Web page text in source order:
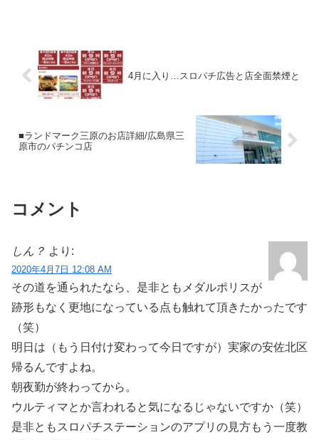
4月に入り…スロパチ広告と店全面禁煙と
■ランドマーク三原のお店詳細/広島県三
原市のパチンコ店
コメント
しん？ より:
2020年4月7日 12:08 AM
その道を通られたなら、是非ともメダルポリスが
跡形もなく更地になっている点も触れて頂きたかったです
（笑）
明日は（もう日付け変わって今日ですが）実家の安佐北区
帰るんですよね。
朝夜勤が終わってから。
ウルティマとか言われると気になるじゃないですか（笑）
是非ともスロパチステーションのアプリの見方もう一度教